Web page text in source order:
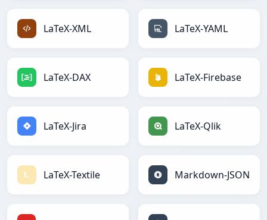
LaTeX-XML LaTeX-YAML
LaTeX-DAX LaTeX-Firebase
LaTeX-Jira LaTeX-Qlik
LaTeX-Textile Markdown-JSON